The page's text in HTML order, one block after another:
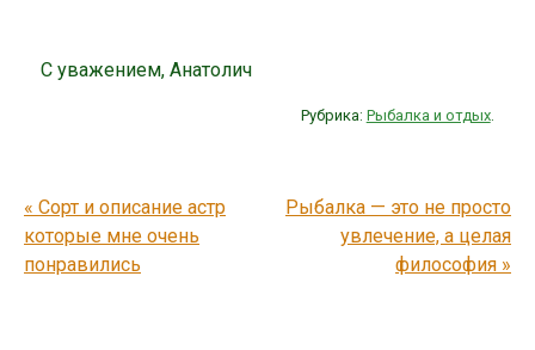
С уважением, Анатолич
Рубрика: Рыбалка и отдых.
Post navigation
« Сорт и описание астр
которые мне очень
понравились
Рыбалка — это не просто
увлечение, а целая
философия »